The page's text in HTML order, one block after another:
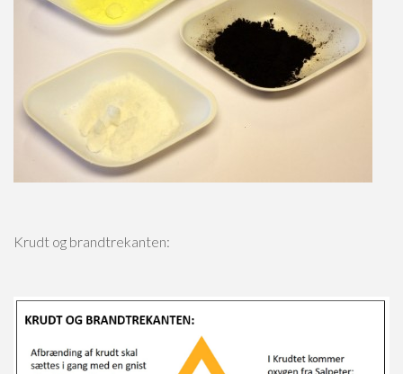
Krudt og brandtrekanten: